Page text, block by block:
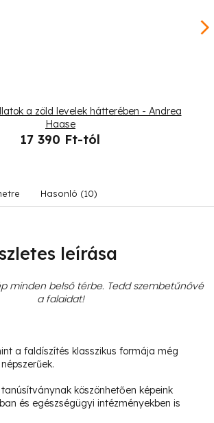
a zöld levelek hátterében - Andrea
Haase
17 390 Ft-tól
Hasonló (10)
leírása
minden belső térbe. Tedd szembetűnővé
a falaidat!
a faldíszítés klasszikus formája még
tanúsítványnak köszönhetően képeink
és egészségügyi intézményekben is